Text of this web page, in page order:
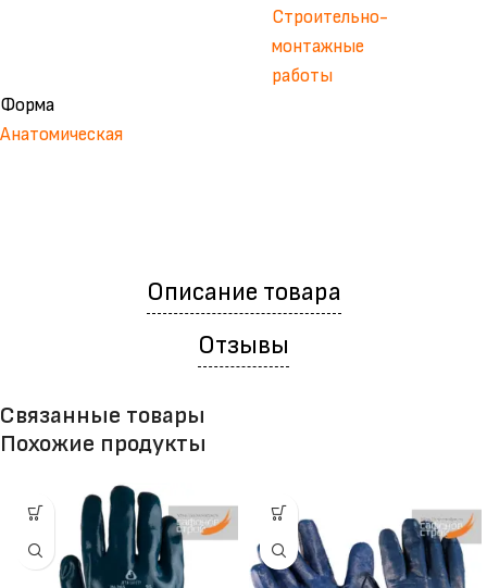
Описание товара
Отзывы
Строительно-
монтажные
работы
Форма
Анатомическая
Связанные товары
Похожие продукты